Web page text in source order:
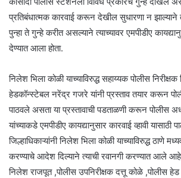
प्रतिबंधात्मक कारवाई करून देखील सुधारणा न झाल्याने
पुन्हा ते गुन्हे करीत असल्याने त्याच्यावर एमपीडीए
देण्यात आला होता.
निलेश भिला कोळी याच्याविरुद्ध सहाय्यक पोलीस
हेडकॉन्स्टेबल नरेंद्र गजरे यांनी प्रस्ताव तयार करून
पाठवले असता या प्रस्तावाची पडताळणी करून पोलीस
यांच्याकडे एमपीडीए कायद्यानुसार कारवाई व्हावी यासाठी
जिल्हाधिकाऱ्यांनी निलेश भिला कोळी याच्याविरुद्ध ठाणे
करण्याचे आदेश दिल्याने त्याची रवानगी करण्यात आले
निलेश राजपूत ,पोलीस उपनिरीक्षक दत्तू कोळे ,पोलीस